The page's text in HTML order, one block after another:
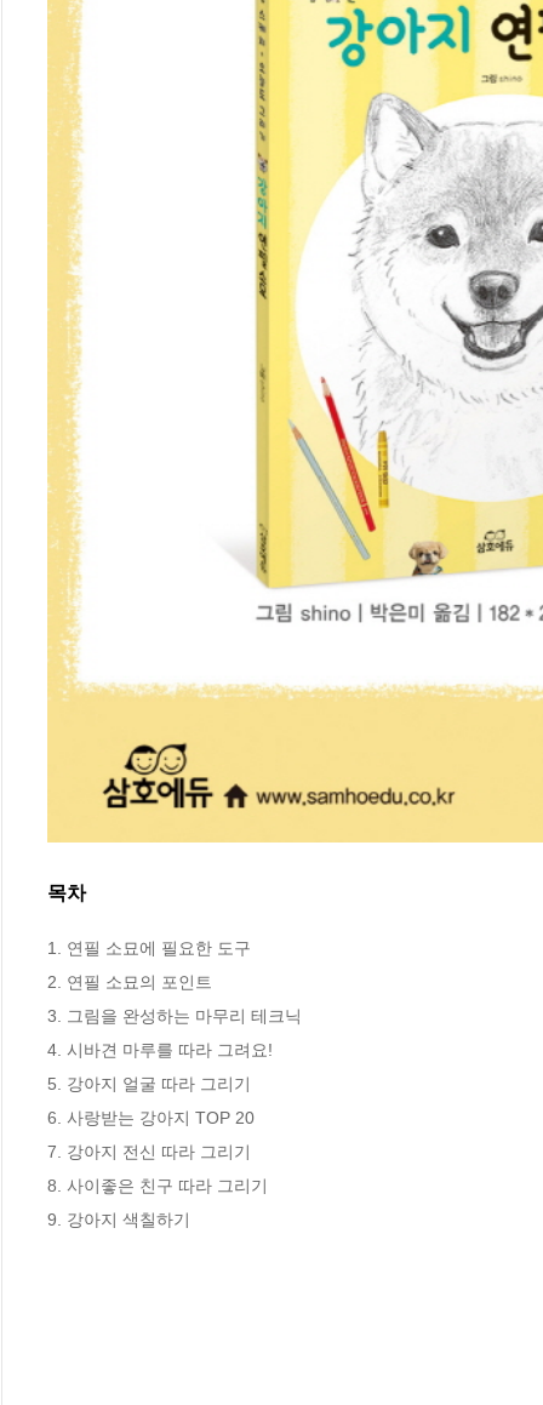
목차
1. 연필 소묘에 필요한 도구
2. 연필 소묘의 포인트
3. 그림을 완성하는 마무리 테크닉
4. 시바견 마루를 따라 그려요!
5. 강아지 얼굴 따라 그리기
6. 사랑받는 강아지 TOP 20
7. 강아지 전신 따라 그리기
8. 사이좋은 친구 따라 그리기
9. 강아지 색칠하기